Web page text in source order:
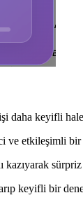
keyifli
ve etkileşimli
kazıyarak
keyifli bir